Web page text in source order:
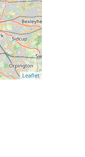
Leaflet